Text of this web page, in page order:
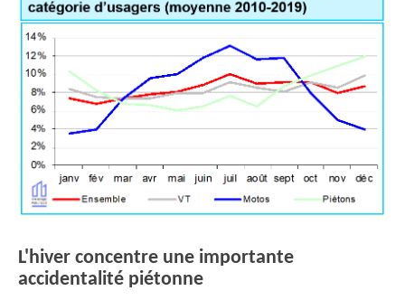
L'hiver concentre une importante
accidentalité piétonne